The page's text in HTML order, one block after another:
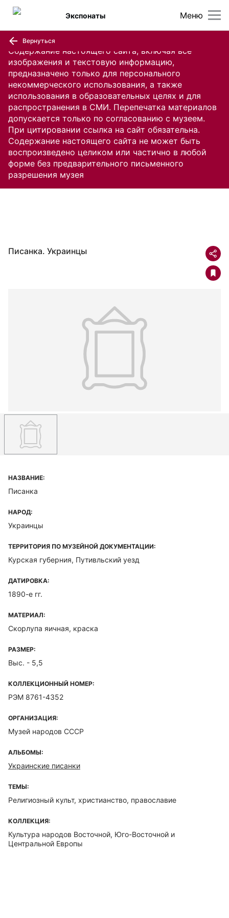
Содержание настоящего сайта, включая все
изображения и текстовую информацию,
предназначено только для персонального
некоммерческого использования, а также
использования в образовательных целях и для
распространения в СМИ. Перепечатка материалов
допускается только по согласованию с музеем.
При цитировании ссылка на сайт обязательна.
Содержание настоящего сайта не может быть
воспроизведено целиком или частично в любой
форме без предварительного письменного
разрешения музея
Меню
Экспонаты
Вернуться
Писанка. Украинцы
НАЗВАНИЕ:
Писанка
НАРОД:
Украинцы
ТЕРРИТОРИЯ ПО МУЗЕЙНОЙ ДОКУМЕНТАЦИИ:
Курская губерния, Путивльский уезд
ДАТИРОВКА:
1890-е гг.
МАТЕРИАЛ:
Скорлупа яичная, краска
РАЗМЕР:
Выс. - 5,5
КОЛЛЕКЦИОННЫЙ НОМЕР:
РЭМ 8761-4352
ОРГАНИЗАЦИЯ:
Музей народов СССР
АЛЬБОМЫ:
Украинские писанки
ТЕМЫ:
Религиозный культ, христианство, православие
КОЛЛЕКЦИЯ:
Культура народов Восточной, Юго-Восточной и
Центральной Европы